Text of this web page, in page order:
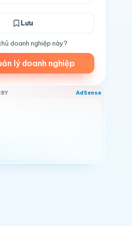
Lưu
doanh nghiệp này?
lý doanh nghiệp
AdSense